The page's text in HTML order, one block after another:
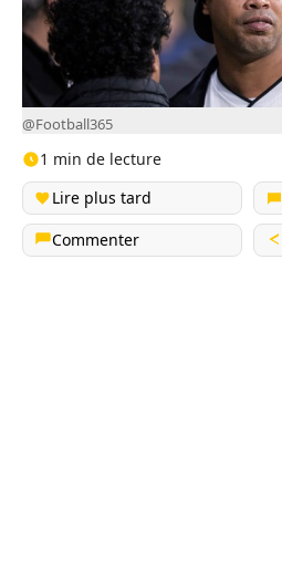
@Football365
1 min de lecture
Lire plus tard
Commenter